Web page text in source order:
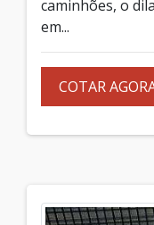
caminhões, o
em...
COTAR